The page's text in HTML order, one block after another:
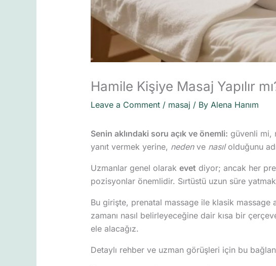
Hamile Kişiye Masaj Yapılır
Leave a Comment / masaj / By Alena Hanım
Senin aklındaki soru açık ve önemli: güvenli mi,
yanıt vermek yerine, nedenve nasılolduğunu
Uzmanlar genel olarak evetdiyor; ancak her
pozisyonlar önemlidir. Sırtüstü uzun süre
Bu girişte, prenatal massage ile klasik massage
zamanı nasıl belirleyeceğine dair kısa bir
ele alacağız.
Detaylı rehber ve uzman görüşleri için bu